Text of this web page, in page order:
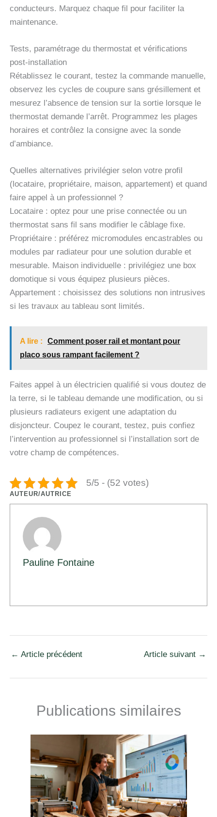
conducteurs. Marquez chaque fil pour faciliter la
maintenance.
Tests, paramétrage du thermostat et vérifications
post-installation
Rétablissez le courant, testez la commande manuelle,
observez les cycles de coupure sans grésillement et
mesurez l’absence de tension sur la sortie lorsque le
thermostat demande l’arrêt. Programmez les plages
horaires et contrôlez la consigne avec la sonde
d’ambiance.
Quelles alternatives privilégier selon votre profil
(locataire, propriétaire, maison, appartement) et quand
faire appel à un professionnel ?
Locataire : optez pour une prise connectée ou un
thermostat sans fil sans modifier le câblage fixe.
Propriétaire : préférez micromodules encastrables ou
modules par radiateur pour une solution durable et
mesurable. Maison individuelle : privilégiez une box
domotique si vous équipez plusieurs pièces.
Appartement : choisissez des solutions non intrusives
si les travaux au tableau sont limités.
A lire :
Comment poser rail et montant pour
placo sous rampant facilement ?
Faites appel à un électricien qualifié si vous doutez de
la terre, si le tableau demande une modification, ou si
plusieurs radiateurs exigent une adaptation du
disjoncteur. Coupez le courant, testez, puis confiez
l’intervention au professionnel si l’installation sort de
votre champ de compétences.
5/5 - (52 votes)
AUTEUR/AUTRICE
Pauline Fontaine
← Article précédent Article suivant →
Publications similaires